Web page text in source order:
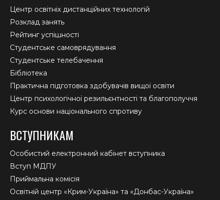
Центр освітніх дистанційних технологій
Розклад занять
Рейтинг успішності
Студентське самоврядування
Студентське телебачення
Бібліотека
Практична підготовка здобувачів вищої освіти
Центр психологічної резильєнтності та благополуччя
Курс основи національного спротиву
ВСТУПНИКАМ
Особистий електронний кабінет вступника
Вступ МДПУ
Приймальна комісія
Освітній центр «Крим-Україна» та «Донбас-Україна»